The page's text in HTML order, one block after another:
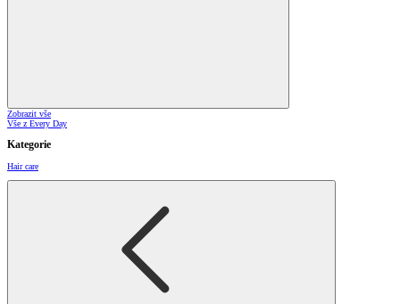
Zobrazit vše
Vše z Every Day
Kategorie
Hair care